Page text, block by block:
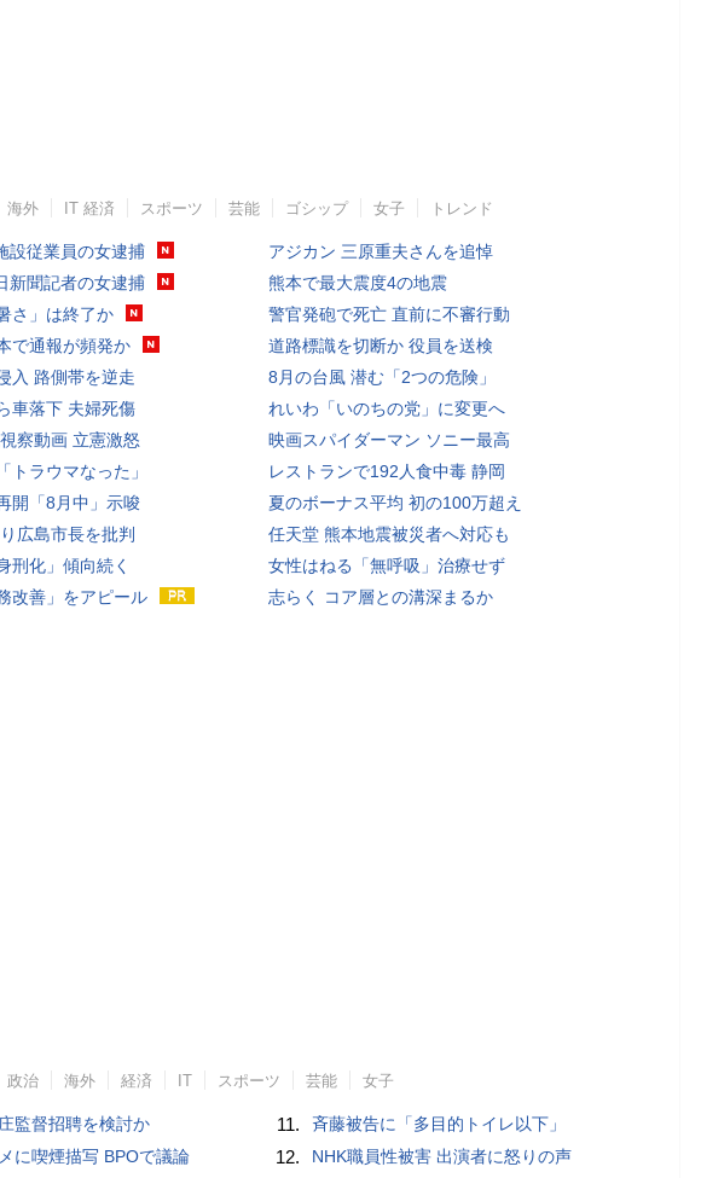
海外 IT 経済 スポーツ 芸能 ゴシップ 女子 トレンド
設従業員の女逮捕
新聞記者の女逮捕
さ」は終了か
で通報が頻発か
入 路側帯を逆走
車落下 夫婦死傷
察動画 立憲激怒
トラウマなった」
開「8月中」示唆
広島市長を批判
刑化」傾向続く
改善」をアピール
アジカン 三原重夫さんを追悼
熊本で最大震度4の地震
警官発砲で死亡 直前に不審行動
道路標識を切断か 役員を送検
8月の台風 潜む「2つの危険」
れいわ「いのちの党」に変更へ
映画スパイダーマン ソニー最高
レストランで192人食中毒 静岡
夏のボーナス平均 初の100万超え
任天堂 熊本地震被災者へ対応も
女性はねる「無呼吸」治療せず
志らく コア層との溝深まるか
政治 海外 経済 IT スポーツ 芸能 女子
監督招聘を検討か
に喫煙描写 BPOで議論
11. 斉藤被告に「多目的トイレ以下」
12. NHK職員性被害 出演者に怒りの声